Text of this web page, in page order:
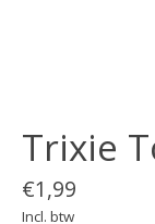
Trixie
€1,99
Incl. btw